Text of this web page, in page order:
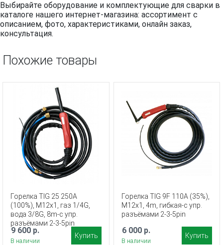
Выбирайте оборудование и комплектующие для сварки в
каталоге нашего интернет-магазина: ассортимент с
описанием, фото, характеристиками, онлайн заказ,
консультация.
Похожие товары
Горелка TIG 25 250A
(100%), M12x1, газ 1/4G,
вода 3/8G, 8m-с упр.
разъёмами 2-3-5pin
9 600 р.
В наличии
Купить
Горелка TIG 9F 110A (35%),
M12x1, 4m, гибкая-с упр.
разъёмами 2-3-5pin
6 000 р.
В наличии
Купить